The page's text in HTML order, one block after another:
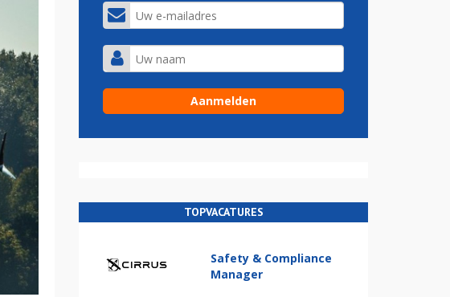
TOPVACATURES
Safety & Compliance
Manager